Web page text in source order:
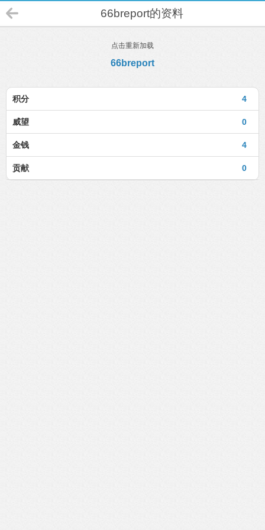
66breport的资料
点击重新加载
66breport
4
积分
0
威望
4
金钱
0
贡献